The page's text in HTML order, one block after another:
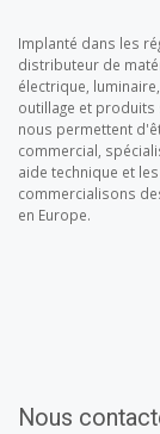
Implanté dans les
distributeur de
électrique,
outillage et
nous permettent
commercial,
aide technique et
commercialisons
en Europe.
Nous